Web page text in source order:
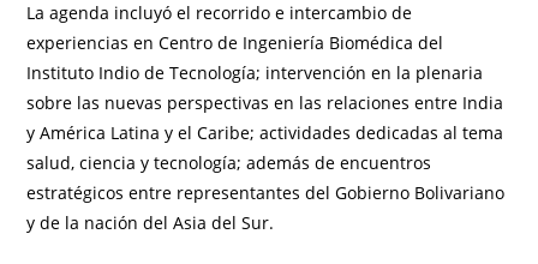
La agenda incluyó el recorrido e intercambio de
experiencias en Centro de Ingeniería Biomédica del
Instituto Indio de Tecnología; intervención en la plenaria
sobre las nuevas perspectivas en las relaciones entre India
y América Latina y el Caribe; actividades dedicadas al tema
salud, ciencia y tecnología; además de encuentros
estratégicos entre representantes del Gobierno Bolivariano
y de la nación del Asia del Sur.